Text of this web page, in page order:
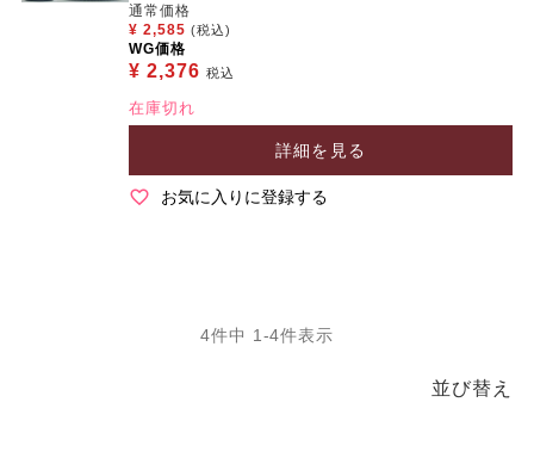
通常価格
¥ 2,585 (税込)
WG価格
¥ 2,376 税込
在庫切れ
詳細を見る
お気に入りに登録する
並び替え
4件中 1 -4件表示